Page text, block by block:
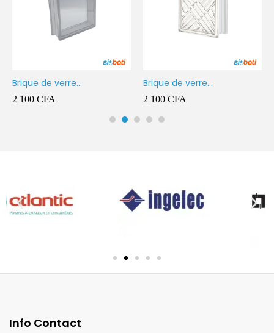
Brique de verre
190X190X80MM Transparent
2 100 CFA
Brique de verre
190X190X80MM CROSS
2 100 CFA
Info Contact